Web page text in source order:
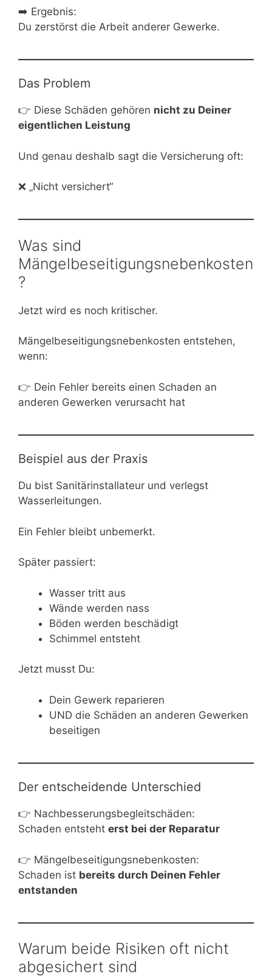
➡️ Ergebnis:
Du zerstörst die Arbeit anderer Gewerke.
Das Problem
👉 Diese Schäden gehören nicht zu Deiner
eigentlichen Leistung
Und genau deshalb sagt die Versicherung oft:
❌ „Nicht versichert“
Was sind
Mängelbeseitigungsnebenkosten
?
Jetzt wird es noch kritischer.
Mängelbeseitigungsnebenkosten entstehen,
wenn:
👉 Dein Fehler bereits einen Schaden an
anderen Gewerken verursacht hat
Beispiel aus der Praxis
Du bist Sanitärinstallateur und verlegst
Wasserleitungen.
Ein Fehler bleibt unbemerkt.
Später passiert:
Wasser tritt aus
Wände werden nass
Böden werden beschädigt
Schimmel entsteht
Jetzt musst Du:
Dein Gewerk reparieren
UND die Schäden an anderen Gewerken
beseitigen
Der entscheidende Unterschied
👉 Nachbesserungsbegleitschäden:
Schaden entsteht erst bei der Reparatur
👉 Mängelbeseitigungsnebenkosten:
Schaden ist bereits durch Deinen Fehler
entstanden
Warum beide Risiken oft nicht
abgesichert sind